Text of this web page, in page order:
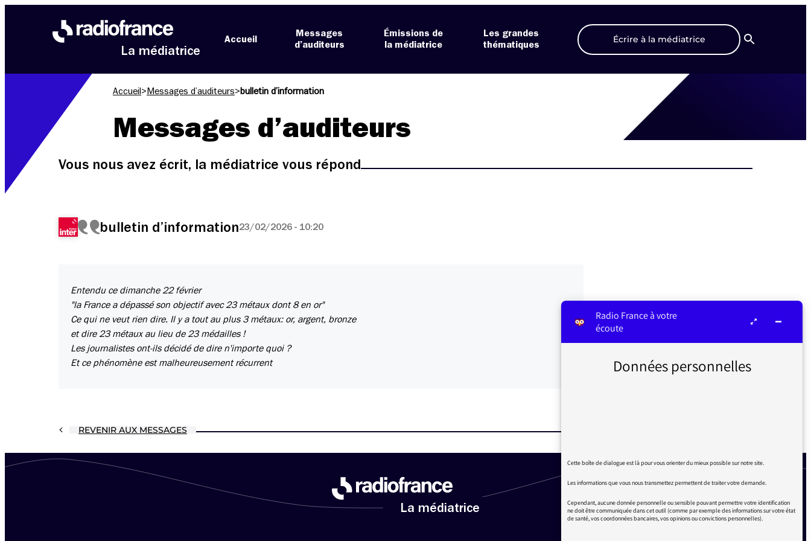
La médiatrice
Accueil
Messages
d’auditeurs
Émissions de
la médiatrice
Les grandes
thématiques
Écrire à la médiatrice
Recherche
Accueil > Messages d’auditeurs>bulletin d’information
Messages d’auditeurs
Vous nous avez écrit, la médiatrice vous répond
bulletin d’information23/02/2026 - 10:20
Entendu ce dimanche 22 février
"la France a dépassé son objectif avec 23 métaux dont 8 en or"
Ce qui ne veut rien dire. Il y a tout au plus 3 métaux: or, argent, bronze
et dire 23 métaux au lieu de 23 médailles !
Les journalistes ont-ils décidé de dire n'importe quoi ?
Et ce phénomène est malheureusement récurrent
REVENIR AUX MESSAGES
La médiatrice
Radio France à votre
écoute
Données personnelles
Cette boîte de dialogue est là pour vous orienter du mieux possible sur notre site.
Les informations que vous nous transmettez permettent de traiter votre demande.
Cependant, aucune donnée personnelle ou sensible pouvant permettre votre identification
ne doit être communiquée dans cet outil (comme par exemple des informations sur votre état
de santé, vos coordonnées bancaires, vos opinions ou convictions personnelles).